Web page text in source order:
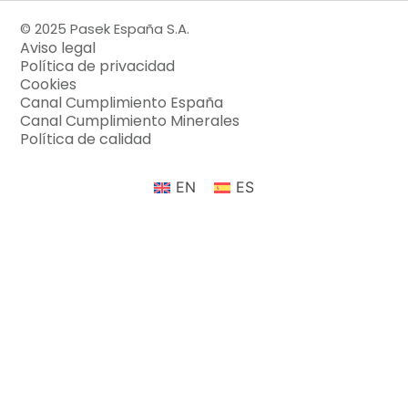
© 2025 Pasek España S.A.
Aviso legal
Política de privacidad
Cookies
Canal Cumplimiento España
Canal Cumplimiento Minerales
Política de calidad
EN ES